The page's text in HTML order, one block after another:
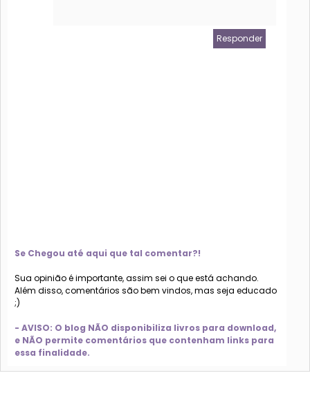
Responder
Se Chegou até aqui que tal comentar?!
Sua opinião é importante, assim sei o que está achando.
Além disso, comentários são bem vindos, mas seja educado
;)
- AVISO: O blog NÃO disponibiliza livros para download,
e NÃO permite comentários que contenham links para
essa finalidade.